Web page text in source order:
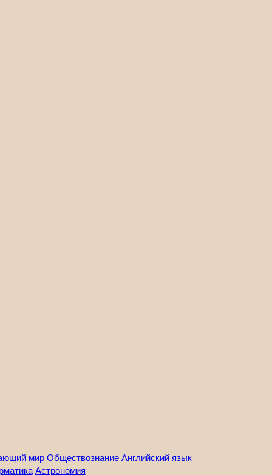
мир Обществознание Английский язык
Астрономия